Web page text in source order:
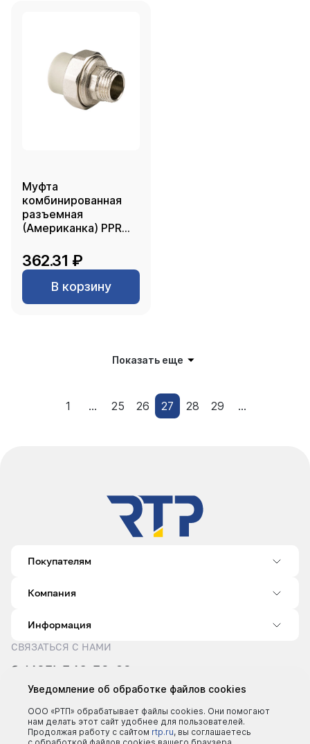
Муфта
комбинированная
разъемная
(Американка) PPR
25х 1/2, серый, RTP
362.31 ₽
В корзину
Показать еще
1 ... 25 26 27 28 29 ...
Покупателям
Компания
Информация
СВЯЗАТЬСЯ С НАМИ
8 (495) 540-52-62
sale@rtp.ru
Пн–Пт: 9:00–18:00
Уведомление об обработке файлов cookies
ООО «РТП» обрабатывает файлы cookies. Они помогают
нам делать этот сайт удобнее для пользователей.
Продолжая работу с сайтом rtp.ru, вы соглашаетесь